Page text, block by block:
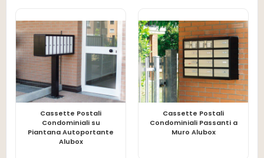
LEGGI TUTTO
Cassette Postali
Condominiali su
Piantana Autoportante
Alubox
LEGGI TUTTO
Cassette Postali
Condominiali Passanti a
Muro Alubox